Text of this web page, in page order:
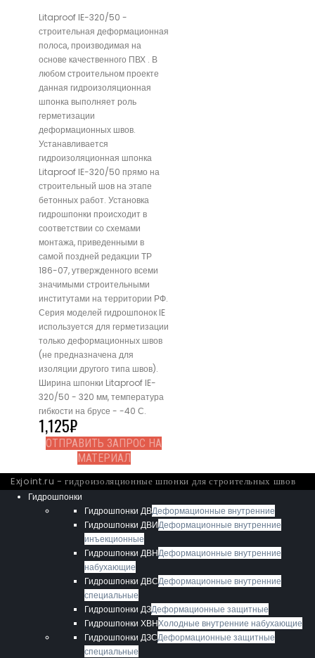
Litaproof IE-320/50 -
строительная деформационная
полоса, производимая на
основе качественного ПВХ . В
любом строительном проекте
данная гидроизоляционная
шпонка выполняет роль
герметизации
деформационных швов.
Устанавливается
гидроизоляционная шпонка
Litaproof IE-320/50 прямо на
строительный шов на этапе
бетонных работ. Установка
гидрошпонки происходит в
соответствии со схемами
монтажа, приведенными в
самой поздней редакции ТР
186-07, утвержденного всеми
значимыми строительными
институтами на территории РФ.
Серия моделей гидрошпонок IE
используется для герметизации
только деформационных швов
(не предназначена для
изоляции другого типа швов).
Ширина шпонки Litaproof IE-
320/50 - 320 мм, температура
гибкости на брусе - -40 С.
1,125₽
ОТПРАВИТЬ ЗАПРОС НА
МАТЕРИАЛ
Exjoint.ru - гидроизоляционные шпонки для строительных швов
Гидрошпонки
Гидрошпонки ДВДеформационные внутренние
Гидрошпонки ДВИДеформационные внутренние
инъекционные
Гидрошпонки ДВНДеформационные внутренние
набухающие
Гидрошпонки ДВСДеформационные внутренние
специальные
Гидрошпонки ДЗДеформационные защитные
Гидрошпонки ХВНХолодные внутренние набухающие
Гидрошпонки ДЗСДеформационные защитные
специальные